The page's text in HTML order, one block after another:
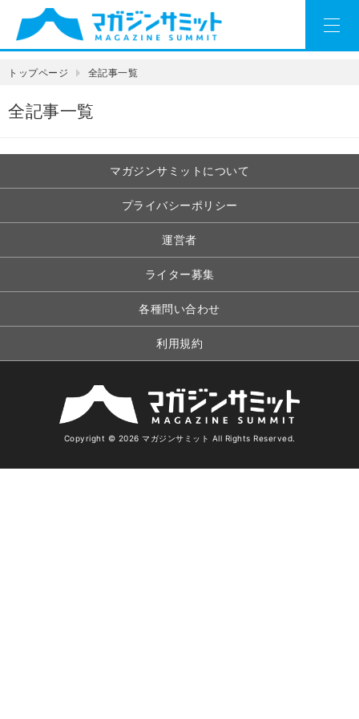
トップページ 全記事一覧
全記事一覧
マガジンサミットについて
プライバシーポリシー
運営者
ライター募集
各種問い合わせ
利用規約
Copyright © 2026 マガジンサミット All Rights Reserved.